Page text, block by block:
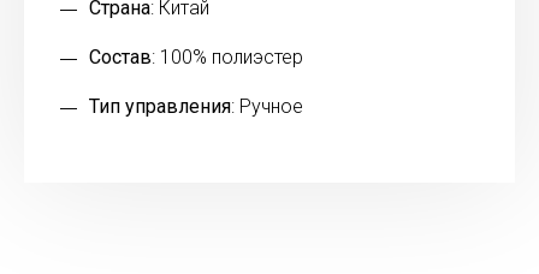
Страна: Китай
Состав: 100% полиэстер
Тип управления: Ручное